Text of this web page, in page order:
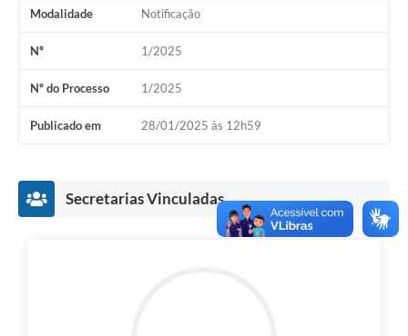
Modalidade Notificação
Nº 1/2025
Nº do Processo 1/2025
Publicado em 28/01/2025 às 12h59
Secretarias Vinculadas